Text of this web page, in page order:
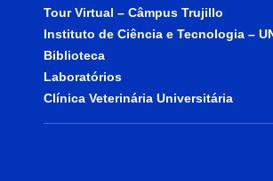
Tour Virtual – Câmpus Trujillo
Instituto de Ciência e Tecnologia –
Biblioteca
Laboratórios
Clínica Veterinária Universitária